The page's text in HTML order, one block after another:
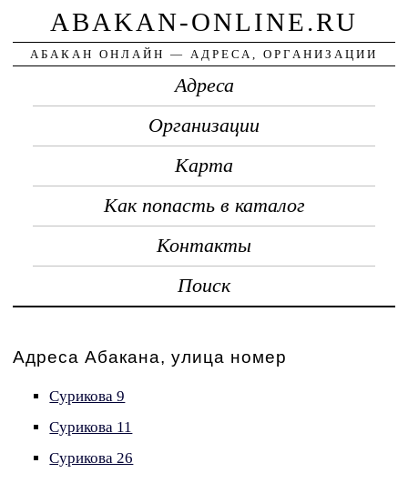
ABAKAN-ONLINE.RU
АБАКАН ОНЛАЙН — АДРЕСА, ОРГАНИЗАЦИИ
Адреса
Организации
Карта
Как попасть в каталог
Контакты
Поиск
Адреса Абакана, улица номер
Сурикова 9
Сурикова 11
Сурикова 26